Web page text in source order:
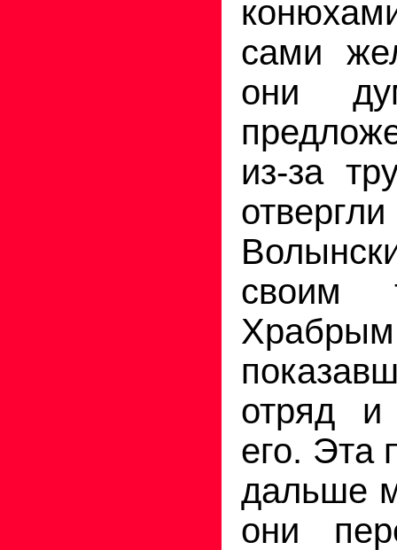
сами
они
из-за
своим
отряд и
его. Эта
дальше
они